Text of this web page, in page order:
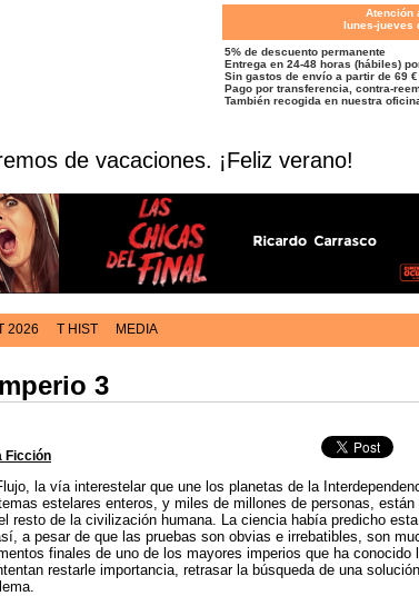
Atención
lunes-jueves
5% de descuento permanente
Entrega en 24-48 horas (hábiles)
Sin gastos de envío a partir de 69
Pago por transferencia, contra-
También recogida en nuestra
de vacaciones. ¡Feliz verano!
2026 T HIST MEDIA
3
Ficción
la vía interestelar que une los planetas de la
estelares enteros, y miles de millones de personas, están
resto de la civilización humana. La ciencia había predicho esta
a pesar de que las pruebas son obvias e irrebatibles, son
finales de uno de los mayores imperios que ha conocido
restarle importancia, retrasar la búsqueda de una